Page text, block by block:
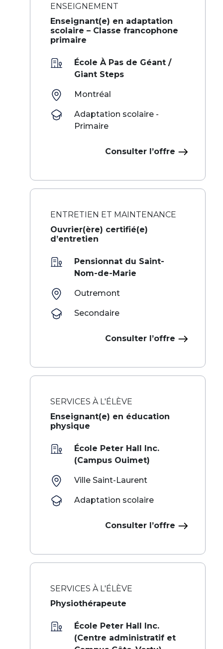
ENSEIGNEMENT
Enseignant(e) en adaptation
scolaire – Classe francophone
primaire
École À Pas de Géant /
Giant Steps
Montréal
Adaptation scolaire -
Primaire
Consulter l’offre
ENTRETIEN ET MAINTENANCE
Ouvrier(ère) certifié(e)
d’entretien
Pensionnat du Saint-
Nom-de-Marie
Outremont
Secondaire
Consulter l’offre
SERVICES À L'ÉLÈVE
Enseignant(e) en éducation
physique
École Peter Hall Inc.
(Campus Ouimet)
Ville Saint-Laurent
Adaptation scolaire
Consulter l’offre
SERVICES À L'ÉLÈVE
Physiothérapeute
École Peter Hall Inc.
(Centre administratif et